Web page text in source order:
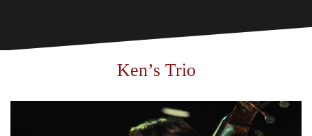
Ken’s Trio